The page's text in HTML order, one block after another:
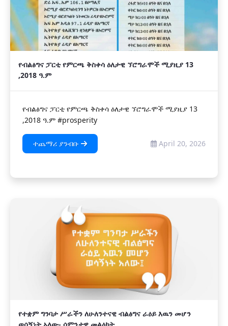
የብልፅግና ፓርቲ የምርጫ ቅስቀሳ ዕለታዊ ኘሮግራሞች ሚያዚያ 13
,2018 ዓ.ም
የብልፅግና ፓርቲ የምርጫ ቅስቀሳ ዕለታዊ ኘሮግራሞች ሚያዚያ 13
,2018 ዓ.ም #prosperity
ተጨማሪ ያንብቡ April 20, 2026
የተቋም ግንባታ ሥራችን ለሁለንተናዊ ብልፅግና ራዕይ እዉን መሆን